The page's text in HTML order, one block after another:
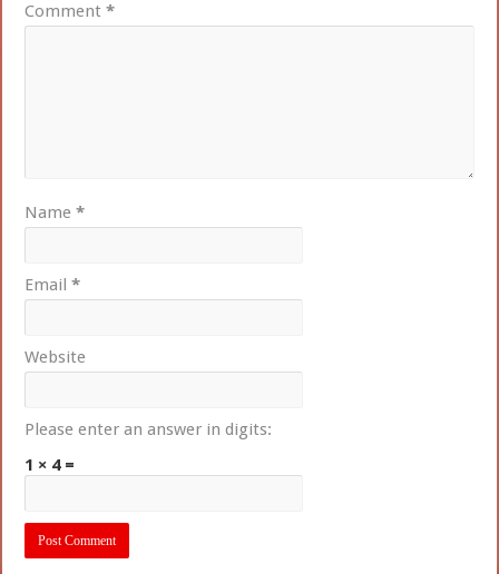
Comment*
Name*
Email*
Website
Please enter an answer in digits:
1 × 4 =